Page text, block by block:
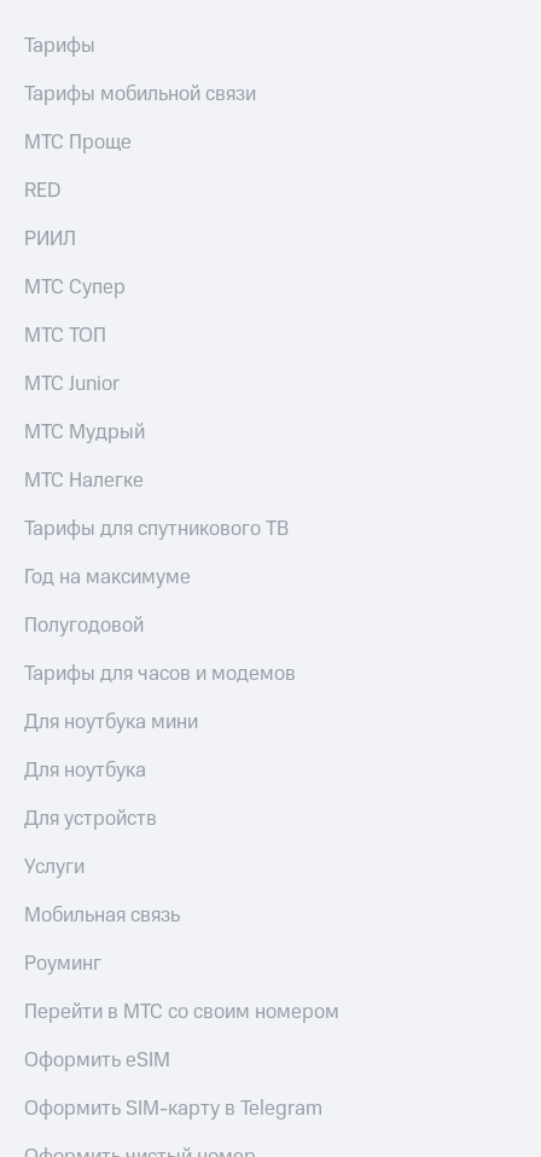
Тарифы
Тарифы мобильной связи
МТС Проще
RED
РИИЛ
МТС Супер
МТС ТОП
МТС Junior
МТС Мудрый
МТС Налегке
Тарифы для спутникового ТВ
Год на максимуме
Полугодовой
Тарифы для часов и модемов
Для ноутбука мини
Для ноутбука
Для устройств
Услуги
Мобильная связь
Роуминг
Перейти в МТС со своим номером
Оформить eSIM
Оформить SIM-карту в Telegram